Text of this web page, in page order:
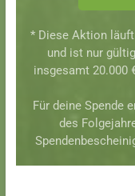
* Diese Aktion
und ist nur
insgesamt 20.000
Für deine Spende
des